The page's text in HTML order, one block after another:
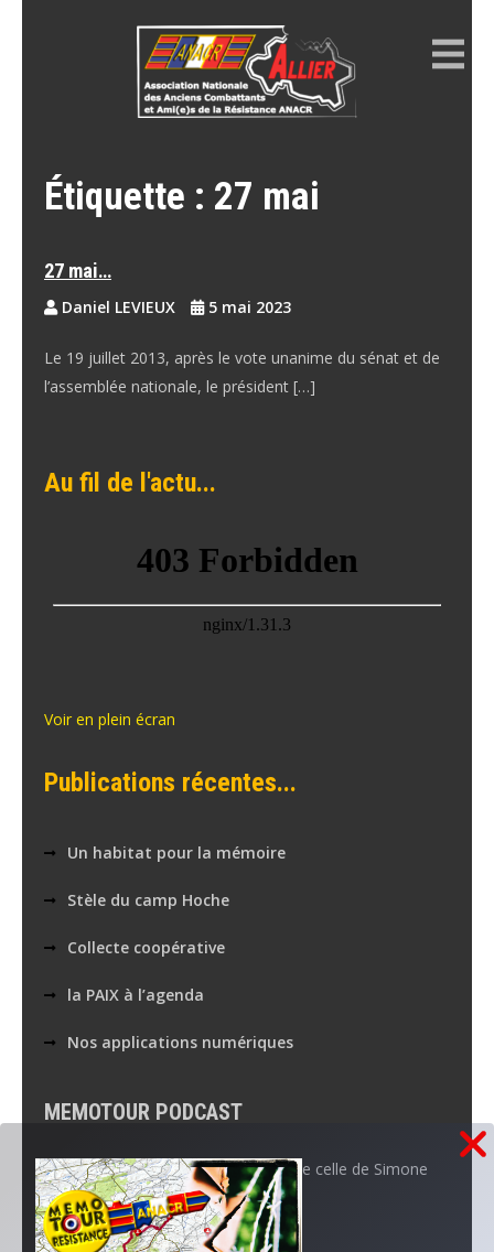
Étiquette : 27 mai
27 mai…
Daniel LEVIEUX 5 mai 2023
Le 19 juillet 2013, après le vote unanime du sénat et de
l’assemblée nationale, le président […]
Au fil de l'actu...
Voir en plein écran
Publications récentes...
Un habitat pour la mémoire
Stèle du camp Hoche
Collecte coopérative
la PAIX à l’agenda
Nos applications numériques
MEMOTOUR PODCAST
La mémoire de Marguerite croise celle de Simone
Aboutissement d’un projet…